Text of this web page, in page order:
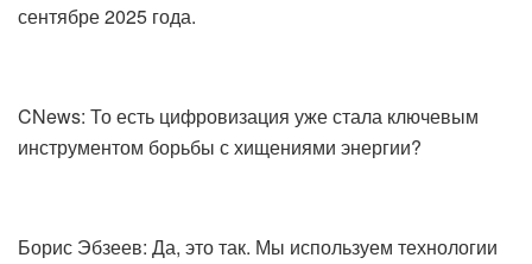
сентябре 2025 года.
CNews: То есть цифровизация уже стала ключевым
инструментом борьбы с хищениями энергии?
Борис Эбзеев: Да, это так. Мы используем технологии